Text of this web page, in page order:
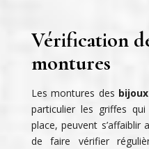
Vérification
montures
Les montures des
particulier les griffes
place, peuvent
de faire vérifier